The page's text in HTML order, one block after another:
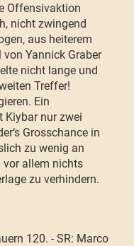
Offensivaktion
nicht zwingend
aus heiterem
Yannick Graber
nicht lange und
Treffer!
Ein
Kiybar nur zwei
Grosschance in
zu wenig an
vor allem nichts
zu verhindern.
120. - SR: Marco